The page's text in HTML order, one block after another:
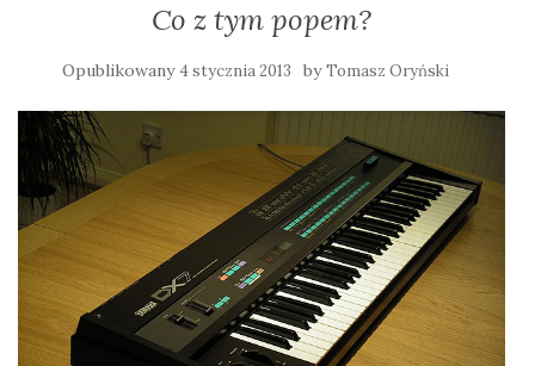
Co z tym popem?
Opublikowany4 stycznia 2013 byTomasz Oryński